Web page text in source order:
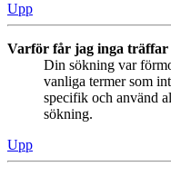
Upp
Varför får jag inga träffar
Din sökning var
vanliga termer som
specifik och använd
sökning.
Upp